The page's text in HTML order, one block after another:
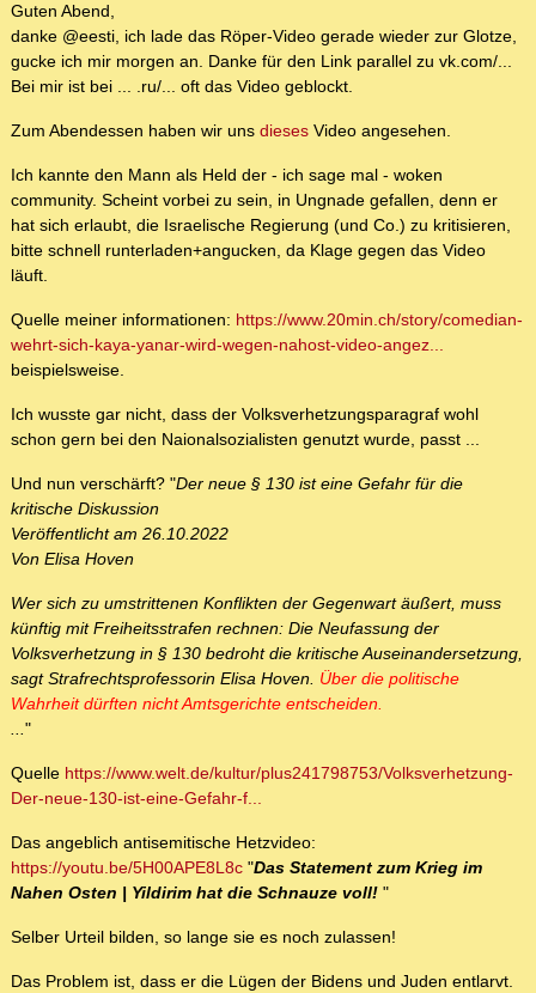
Guten Abend,
danke @eesti, ich lade das Röper-Video gerade wieder zur Glotze,
gucke ich mir morgen an. Danke für den Link parallel zu vk.com/...
Bei mir ist bei ... .ru/... oft das Video geblockt.
Zum Abendessen haben wir uns dieses Video angesehen.
Ich kannte den Mann als Held der - ich sage mal - woken
community. Scheint vorbei zu sein, in Ungnade gefallen, denn er
hat sich erlaubt, die Israelische Regierung (und Co.) zu kritisieren,
bitte schnell runterladen+angucken, da Klage gegen das Video
läuft.
Quelle meiner informationen: https://www.20min.ch/story/comedian-
wehrt-sich-kaya-yanar-wird-wegen-nahost-video-angez...
beispielsweise.
Ich wusste gar nicht, dass der Volksverhetzungsparagraf wohl
schon gern bei den Naionalsozialisten genutzt wurde, passt ...
Und nun verschärft? "Der neue § 130 ist eine Gefahr für die
kritische Diskussion
Veröffentlicht am 26.10.2022
Von Elisa Hoven
Wer sich zu umstrittenen Konflikten der Gegenwart äußert, muss
künftig mit Freiheitsstrafen rechnen: Die Neufassung der
Volksverhetzung in § 130 bedroht die kritische Auseinandersetzung,
sagt Strafrechtsprofessorin Elisa Hoven. Über die politische
Wahrheit dürften nicht Amtsgerichte entscheiden.
..."
Quelle https://www.welt.de/kultur/plus241798753/Volksverhetzung-
Der-neue-130-ist-eine-Gefahr-f...
Das angeblich antisemitische Hetzvideo:
https://youtu.be/5H00APE8L8c "Das Statement zum Krieg im
Nahen Osten | Yildirim hat die Schnauze voll! "
Selber Urteil bilden, so lange sie es noch zulassen!
Das Problem ist, dass er die Lügen der Bidens und Juden entlarvt.